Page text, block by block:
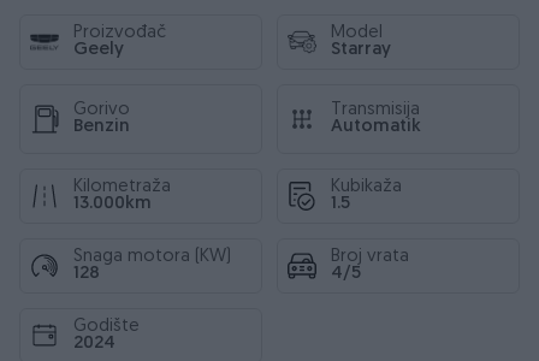
Proizvođač
Geely
Model
Starray
Gorivo
Benzin
Transmisija
Automatik
Kilometraža
13.000km
Kubikaža
1.5
Snaga motora (KW)
128
Broj vrata
4/5
Godište
2024